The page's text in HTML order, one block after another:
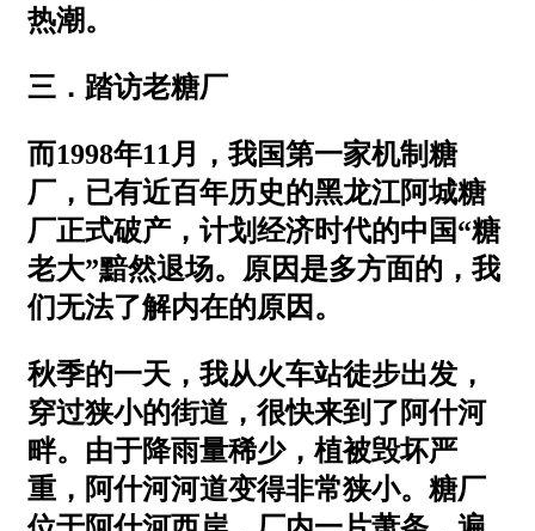
热潮。
三．踏访老糖厂
而1998年11月，我国第一家机制糖
厂，已有近百年历史的黑龙江阿城糖
厂正式破产，计划经济时代的中国“糖
老大”黯然退场。原因是多方面的，我
们无法了解内在的原因。
秋季的一天，我从火车站徒步出发，
穿过狭小的街道，很快来到了阿什河
畔。由于降雨量稀少，植被毁坏严
重，阿什河河道变得非常狭小。糖厂